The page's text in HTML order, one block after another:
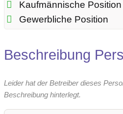
Kaufmännische Position
Gewerbliche Position
Beschreibung
Leider hat der Betreiber dieses
Beschreibung hinterlegt.